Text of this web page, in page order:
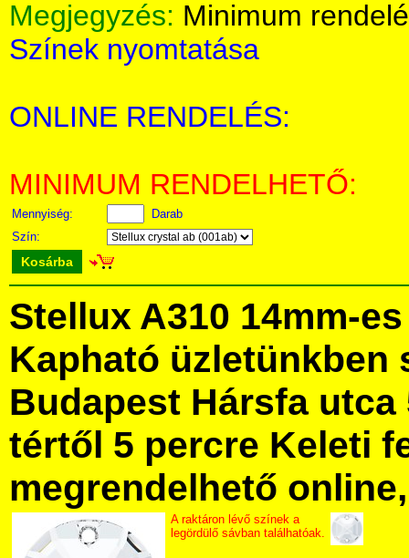
Megjegyzés: Minimum
Színek nyomtatása
ONLINE RENDELÉS:
MINIMUM RENDELHETŐ:
Mennyiség:
Darab
Szín:
Kosárba
Stellux A310 14mm-
Kapható üzletünkben
Budapest Hársfa utca
tértől 5 percre Keleti
megrendelhető
A raktáron lévő színek a
legördülő sávban találhatóak.